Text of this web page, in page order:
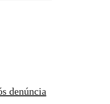
denúncia